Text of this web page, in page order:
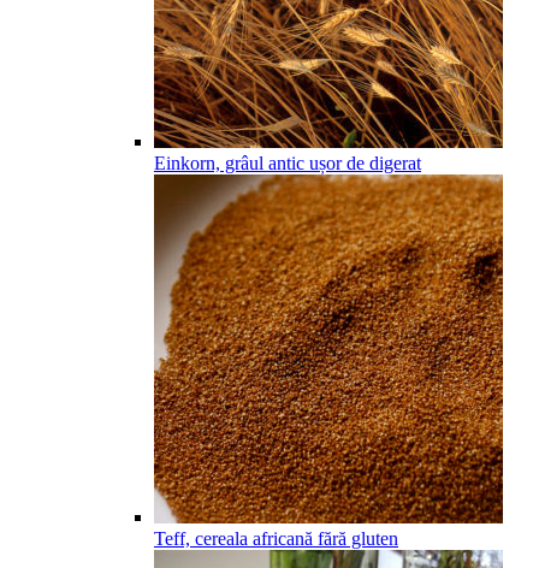
Einkorn, grâul antic ușor de digerat
Teff, cereala africană fără gluten